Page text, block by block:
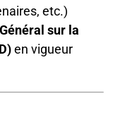
etc.)
sur la
en vigueur